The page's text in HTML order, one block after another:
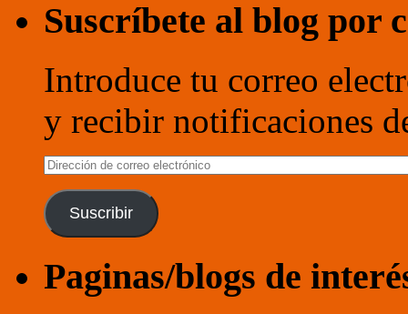
Suscríbete al blog por
Introduce tu correo
y recibir notificaciones
Dirección
de
correo
electrónico
Suscribir
Paginas/blogs de